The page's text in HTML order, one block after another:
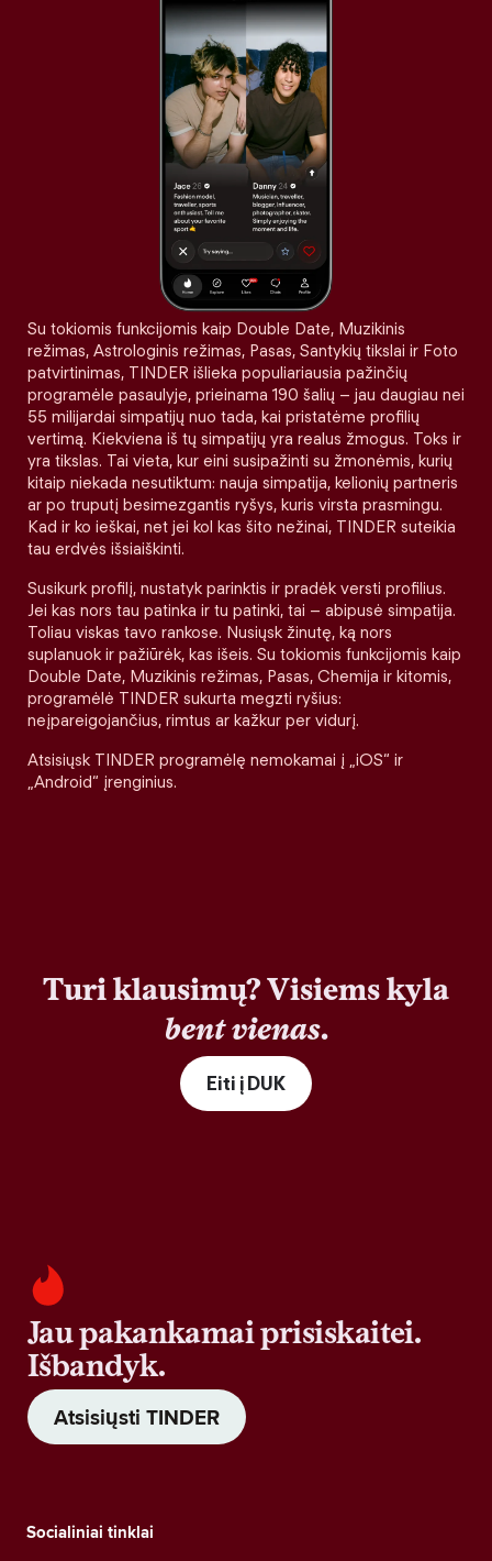
Su tokiomis funkcijomis kaip Double Date, Muzikinis
režimas, Astrologinis režimas, Pasas, Santykių tikslai ir Foto
patvirtinimas, TINDER išlieka populiariausia pažinčių
programėle pasaulyje, prieinama 190 šalių – jau daugiau nei
55 milijardai simpatijų nuo tada, kai pristatėme profilių
vertimą. Kiekviena iš tų simpatijų yra realus žmogus. Toks ir
yra tikslas. Tai vieta, kur eini susipažinti su žmonėmis, kurių
kitaip niekada nesutiktum: nauja simpatija, kelionių partneris
ar po truputį besimezgantis ryšys, kuris virsta prasmingu.
Kad ir ko ieškai, net jei kol kas šito nežinai, TINDER suteikia
tau erdvės išsiaiškinti.
Susikurk profilį, nustatyk parinktis ir pradėk versti profilius.
Jei kas nors tau patinka ir tu patinki, tai – abipusė simpatija.
Toliau viskas tavo rankose. Nusiųsk žinutę, ką nors
suplanuok ir pažiūrėk, kas išeis. Su tokiomis funkcijomis kaip
Double Date, Muzikinis režimas, Pasas, Chemija ir kitomis,
programėlė TINDER sukurta megzti ryšius:
neįpareigojančius, rimtus ar kažkur per vidurį.
Atsisiųsk TINDER programėlę nemokamai į „iOS“ ir
„Android“ įrenginius.
Turi klausimų? Visiems kyla
bent vienas.
Eiti į DUK
Jau pakankamai prisiskaitei.
Išbandyk.
Atsisiųsti TINDER
Socialiniai tinklai